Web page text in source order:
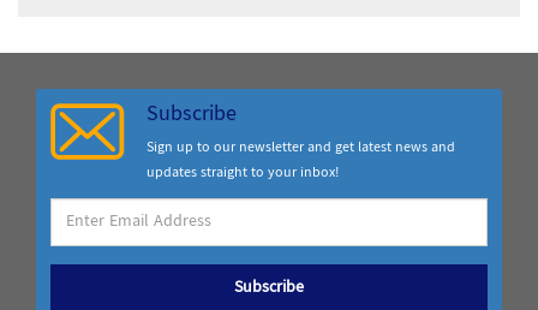
Subscribe
Sign up to our newsletter and get latest news and
updates straight to your inbox!
Subscribe